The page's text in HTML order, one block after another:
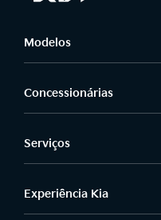
Modelos
Concessionárias
Serviços
Experiência Kia